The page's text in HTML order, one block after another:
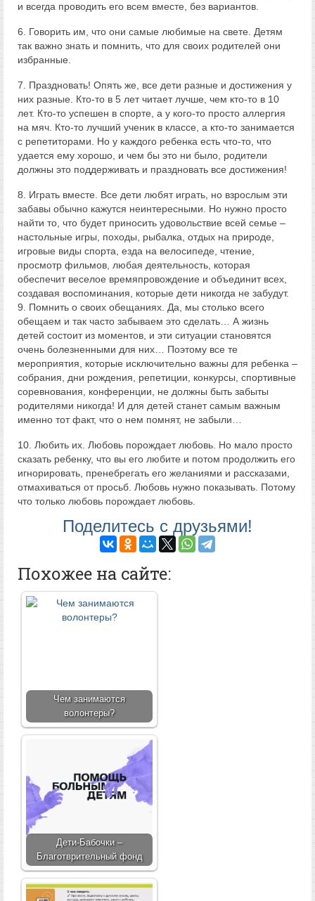
и всегда проводить его всем вместе, без вариантов.
6. Говорить им, что они самые любимые на свете. Детям
так важно знать и помнить, что для своих родителей они
избранные.
7. Праздновать! Опять же, все дети разные и достижения у
них разные. Кто-то в 5 лет читает лучше, чем кто-то в 10
лет. Кто-то успешен в спорте, а у кого-то просто аллергия
на мяч. Кто-то лучший ученик в классе, а кто-то занимается
с репетиторами. Но у каждого ребенка есть что-то, что
удается ему хорошо, и чем бы это ни было, родители
должны это поддерживать и праздновать все достижения!
8. Играть вместе. Все дети любят играть, но взрослым эти
забавы обычно кажутся неинтересными. Но нужно просто
найти то, что будет приносить удовольствие всей семье –
настольные игры, походы, рыбалка, отдых на природе,
игровые виды спорта, езда на велосипеде, чтение,
просмотр фильмов, любая деятельность, которая
обеспечит веселое времяпровождение и объединит всех,
создавая воспоминания, которые дети никогда не забудут.
9. Помнить о своих обещаниях. Да, мы столько всего
обещаем и так часто забываем это сделать… А жизнь
детей состоит из моментов, и эти ситуации становятся
очень болезненными для них… Поэтому все те
мероприятия, которые исключительно важны для ребенка –
собрания, дни рождения, репетиции, конкурсы, спортивные
соревнования, конференции, не должны быть забыты
родителями никогда! И для детей станет самым важным
именно тот факт, что о нем помнят, не забыли…
10. Любить их. Любовь порождает любовь. Но мало просто
сказать ребенку, что вы его любите и потом продолжить его
игнорировать, пренебрегать его желаниями и рассказами,
отмахиваться от просьб. Любовь нужно показывать. Потому
что только любовь порождает любовь.
Поделитесь с друзьями!
Похожее на сайте:
Чем занимаются
волонтеры?
Дети-Бабочки –
Благотврительный фонд